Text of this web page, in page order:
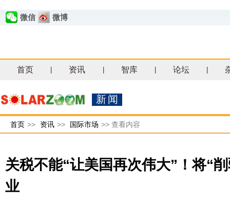
微信 微博
首页 资讯 智库 论坛
新闻
首页 >> 资讯 >> 国际市场 >> 查看内容
关税不能“让美国再次伟大”！将“
业